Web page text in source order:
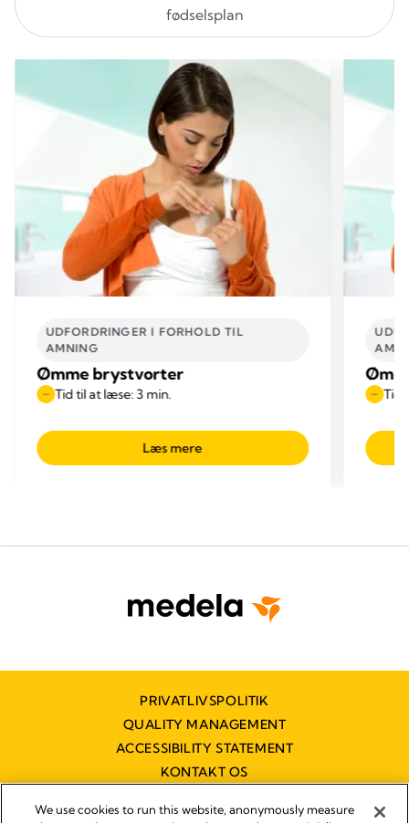
fødselsplan
UDFORDRINGER I FORHOLD TIL
AMNING
Ømme brystvorter
Tid til at læse: 3 min.
Læs mere
Tid
PRIVATLIVSPOLITIK
QUALITY MANAGEMENT
ACCESSIBILITY STATEMENT
KONTAKT OS
We use cookies to run this website, anonymously measure